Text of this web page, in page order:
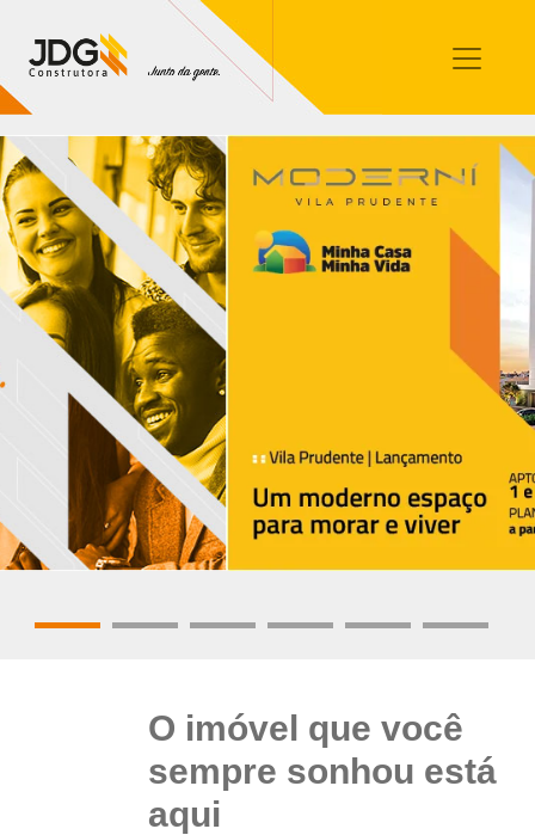
Contato
Sobre nós
Blog
O imóvel que você
sempre sonhou está
aqui